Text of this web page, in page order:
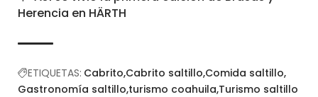
Herencia en HÄRTH
ETIQUETAS: Cabrito Cabrito saltillo Comida saltillo
Gastronomía saltillo turismo coahuila Turismo saltillo